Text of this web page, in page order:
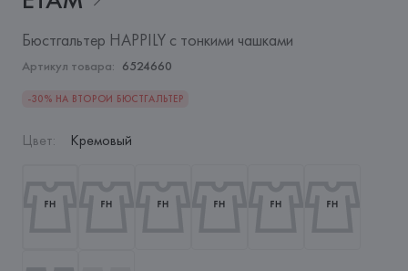
Бюстгальтер HAPPILY с тонкими чашками
Артикул товара: 6524660
-30% НА ВТОРОЙ БЮСТГАЛЬТЕР
Цвет: Кремовый